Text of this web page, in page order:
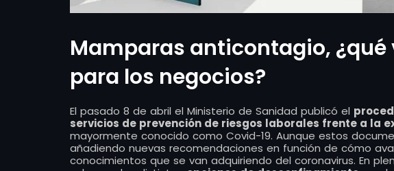
Mamparas anticontagio,
para los negocios?
El pasado 8 de abril el Ministerio de Sanidad publicó el
servicios de prevención de riesgos laborales frente a la
mayormente conocido como Covid-19. Aunque estos
añadiendo nuevas recomendaciones en función de cómo
conocimientos que se van adquiriendo del coronavirus. En